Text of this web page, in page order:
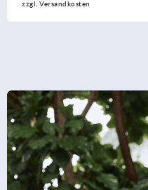
zzgl. Versandkosten